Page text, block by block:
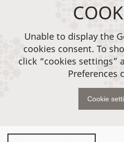
Unable to display the
cookies consent. To
click “cookies settings”
Preferences
Cookie